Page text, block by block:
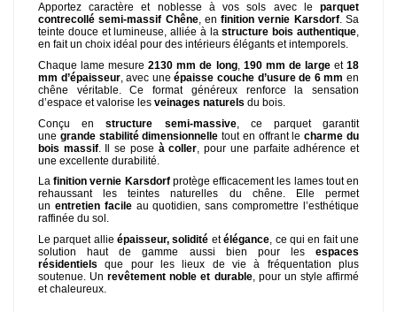
Apportez caractère et noblesse à vos sols avec le parquet
contrecollé semi-massif Chêne, enfinition vernie Karsdorf. Sa
teinte douce et lumineuse, alliée à lastructure bois authentique,
en fait un choix idéal pour des intérieurs élégants et intemporels.
Chaque lame mesure2130 mm de long, 190 mm de largeet18
mm d’épaisseur, avec uneépaisse couche d’usure de 6 mm en
chêne véritable. Ce format généreux renforce la sensation
d’espace et valorise les veinages naturels du bois.
Conçu enstructure semi-massive, ce parquet garantit
une grande stabilité dimensionnelle tout en offrant lecharme du
bois massif. Il se pose à coller , pour une parfaite adhérence et
une excellente durabilité.
Lafinition vernie Karsdorfprotège efficacement les lames tout en
rehaussant les teintes naturelles du chêne. Elle permet
un entretien facileau quotidien, sans compromettre l’esthétique
raffinée du sol.
Le parquet allieépaisseur, solidité etélégance , ce qui en fait une
solution haut de gamme aussi bien pour les espaces
résidentiels que pour les lieux de vie à fréquentation plus
soutenue. Unrevêtement noble et durable, pour un style affirmé
et chaleureux.